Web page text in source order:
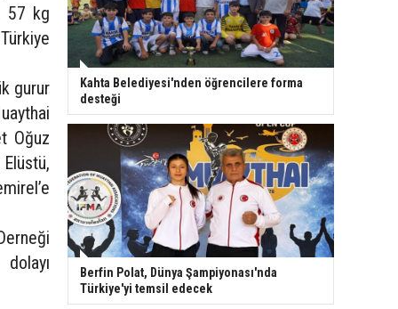
57 kg
gurur
Oğuz
Kahta Belediyesi'nden öğrencilere forma
desteği
Berfin Polat, Dünya Şampiyonası'nda
Türkiye'yi temsil edecek